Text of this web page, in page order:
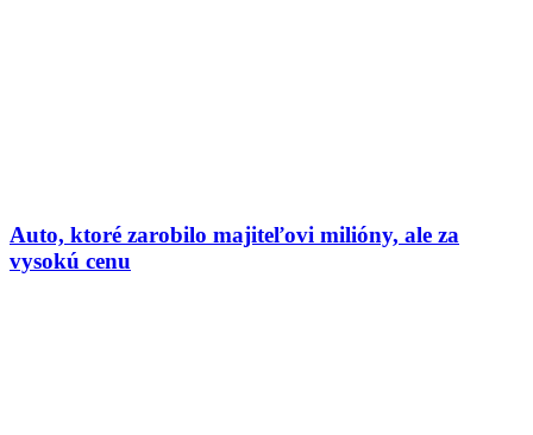
Auto, ktoré zarobilo majiteľovi milióny, ale za
vysokú cenu